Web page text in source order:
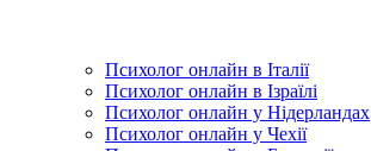
Психолог онлайн в Італії
Психолог онлайн в Ізраїлі
Психолог онлайн у Нідерландах
Психолог онлайн у Чехії